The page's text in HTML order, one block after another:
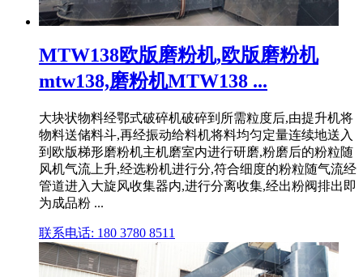
MTW138欧版磨粉机,欧版磨粉机
mtw138,磨粉机MTW138 ...
大块状物料经鄂式破碎机破碎到所需粒度后,由提升机将
物料送储料斗,再经振动给料机将料均匀定量连续地送入
到欧版梯形磨粉机主机磨室内进行研磨,粉磨后的粉粒随
风机气流上升,经选粉机进行分,符合细度的粉粒随气流经
管道进入大旋风收集器内,进行分离收集,经出粉阀排出即
为成品粉 ...
联系电话: 180 3780 8511